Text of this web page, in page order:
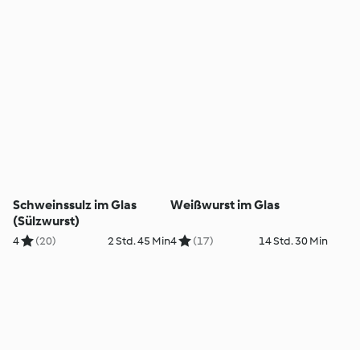
Schweinssulz im Glas
(Sülzwurst)
4 (20) 2 Std. 45 Min
Weißwurst im Glas
4 (17) 14 Std. 30 Min